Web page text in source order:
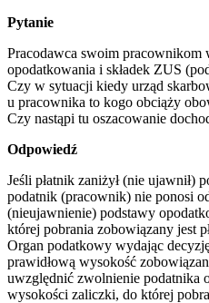
Pytanie
Pracodawca swoim pracownikom
opodatkowania i składek ZUS
Czy w sytuacji kiedy urząd
u pracownika to kogo obciąży
Czy nastąpi tu oszacowanie
Odpowiedź
Jeśli płatnik zaniżył (nie ujawnił)
podatnik (pracownik) nie ponosi
(nieujawnienie) podstawy
której pobrania zobowiązany jest
Organ podatkowy wydając
prawidłową wysokość
uwzględnić zwolnienie podatnika
wysokości zaliczki, do której